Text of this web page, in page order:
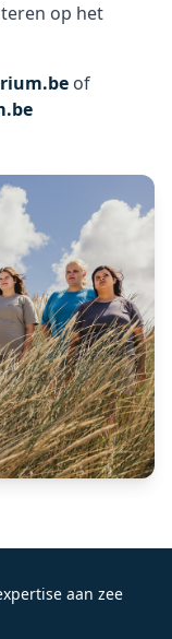
op het
of
aan zee